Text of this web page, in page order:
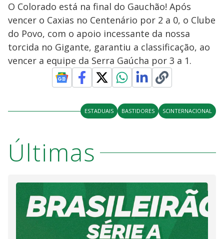
O Colorado está na final do Gauchão! Após
vencer o Caxias no Centenário por 2 a 0, o Clube
do Povo, com o apoio incessante da nossa
torcida no Gigante, garantiu a classificação, ao
vencer a equipe da Serra Gaúcha por 3 a 1.
ESTADUAIS BASTIDORES SCINTERNACIONAL
Últimas